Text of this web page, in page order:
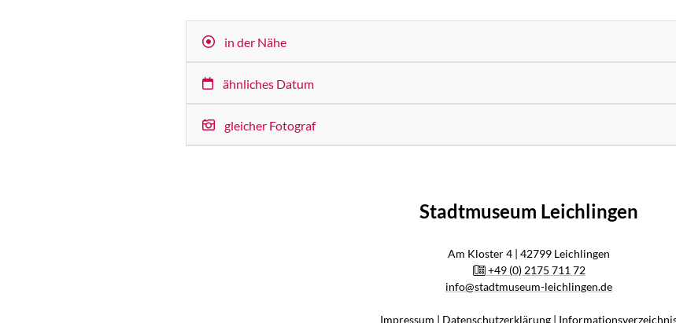
in der Nähe
ähnliches Datum
gleicher Fotograf
Stadtmuseum Leichlingen
Am Kloster 4 | 42799 Leichlingen
+49 (0) 2175 711 72
info@stadtmuseum-leichlingen.de
Impressum | Datenschutzerklärung |